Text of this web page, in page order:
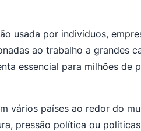
usada por indivíduos,
ao trabalho a grandes
essencial para milhões de
vários países ao redor do
pressão política ou